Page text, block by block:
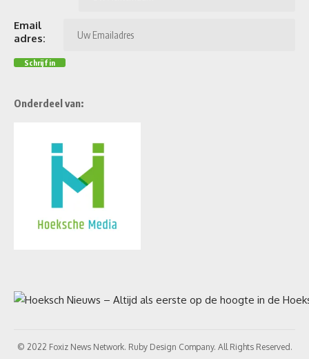
Email
adres:
Onderdeel van:
© 2022 Foxiz News Network. Ruby Design Company. All Rights Reserved.